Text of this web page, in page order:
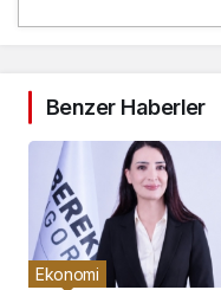
Benzer Haberler
Ekonomi